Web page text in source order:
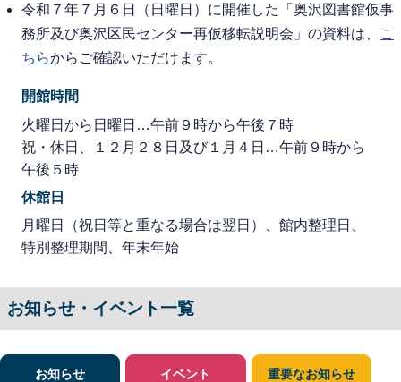
令和７年７月６日（日曜日）に開催した「奥沢図書館仮事
務所及び奥沢区民センター再仮移転説明会」の資料は、
こ
ちらからご確認いただけます。
開館時間
火曜日から日曜日…午前９時から午後７時
祝・休日、１２月２８日及び１月４日…午前９時から
午後５時
休館日
月曜日（祝日等と重なる場合は翌日）、館内整理日、
特別整理期間、年末年始
お知らせ・イベント一覧
お知らせ イベント 重要なお知らせ